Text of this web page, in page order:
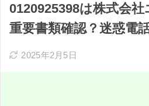
0120925398は株式会
重要書類確認？迷惑電
2025年2月5日